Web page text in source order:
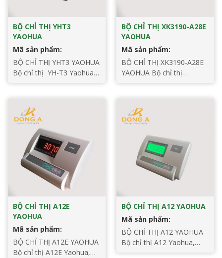
BỘ CHỈ THỊ YHT3
YAOHUA
Mã sản phẩm:
BỘ CHỈ THỊ YHT3 YAOHUA
Bộ chỉ thị YH-T3 Yaohua –
hợp, được áp dụng rộng rãi
trong hệ thống cân bàn,
cân sàn, cân bồn. Có thể
kết nối từ 1-4 loadcell Chức
năng tiêu chuẩn ◆ Chuyển
đổi A / D […]
BỘ CHỈ THỊ XK3190-A28E
YAOHUA
Mã sản phẩm:
BỘ CHỈ THỊ XK3190-A28E
YAOHUA Bộ chỉ thị
rộng rãi ở cân bàn điện tử,
cân sàn điện tử, v.v. trên
hệ thống cân tĩnh có thể
kết nối được loadcell 1 ~ 4
350Ω Chức năng tiêu […]
BỘ CHỈ THỊ A12E
YAOHUA
Mã sản phẩm:
BỘ CHỈ THỊ A12E YAOHUA
Bộ chỉ thị A12E Yaohua,
BỘ CHỈ THỊ A12 YAOHUA
Mã sản phẩm:
BỘ CHỈ THỊ A12 YAOHUA
Bộ chỉ thị A12 Yaohua,